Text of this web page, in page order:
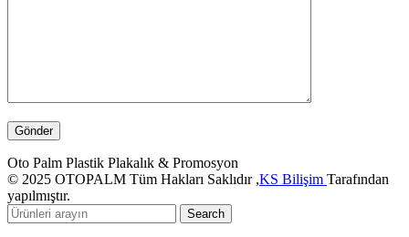
Oto Palm Plastik Plakalık & Promosyon
© 2025 OTOPALM Tüm Hakları Saklıdır ,KS Bilişim Tarafından
yapılmıştır.
Search